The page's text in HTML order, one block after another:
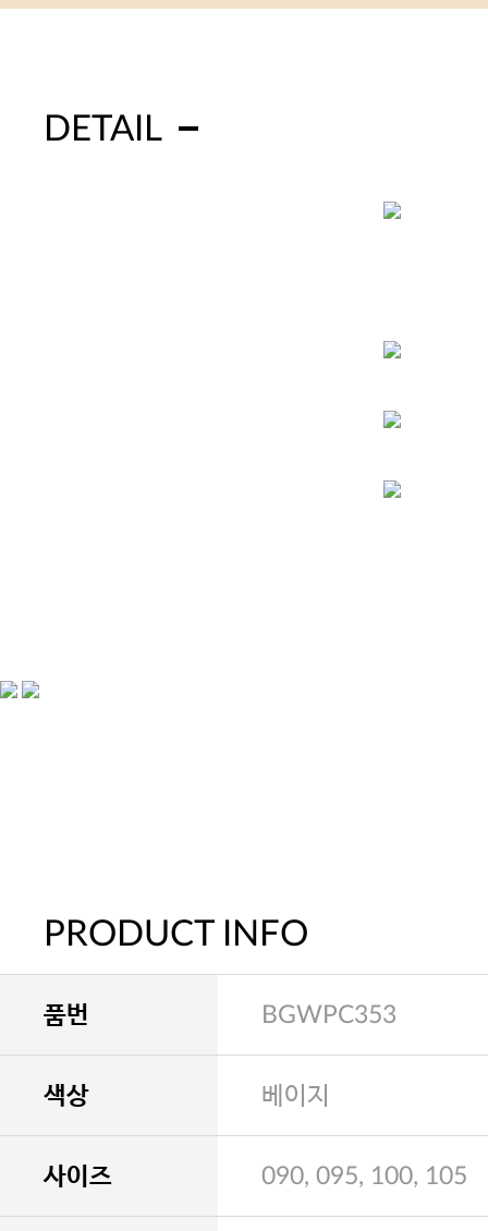
DETAIL
PRODUCT INFO
품번 BGWPC353
색상 베이지
사이즈 090, 095, 100, 105